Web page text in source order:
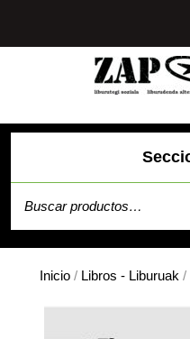
contenido
Inicio / Libros - Liburuak /